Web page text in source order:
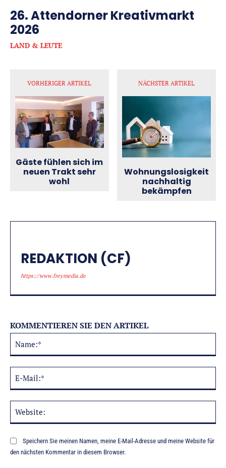
26. Attendorner Kreativmarkt
2026
LAND & LEUTE
VORHERIGER ARTIKEL
Gäste fühlen sich im
neuen Trakt sehr
wohl
NÄCHSTER ARTIKEL
Wohnungslosigkeit
nachhaltig
bekämpfen
REDAKTION (CF)
https://www.freymedia.de
KOMMENTIEREN SIE DEN ARTIKEL
Speichern Sie meinen Namen, meine E-Mail-Adresse und meine Website für
den nächsten Kommentar in diesem Browser.